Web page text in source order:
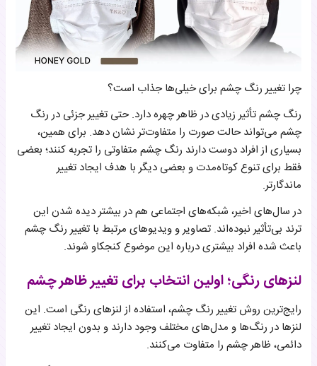
چرا تغییر رنگ چشم برای خیلی‌ها جذاب است؟
رنگ چشم تأثیر زیادی در ظاهر چهره دارد. حتی تغییر جزئی در رنگ
چشم می‌تواند حالت صورت را متفاوت‌تر نشان دهد. برای همین،
بسیاری از افراد دوست دارند رنگ چشم متفاوتی را تجربه کنند؛ بعضی
فقط برای تنوع کوتاه‌مدت و بعضی دیگر با هدف ایجاد تغییر
ماندگارتر.
در سال‌های اخیر، شبکه‌های اجتماعی هم در بیشتر دیده شدن این
ترند بی‌تأثیر نبوده‌اند. تصاویر و ویدیوهای مرتبط با تغییر رنگ چشم
باعث شده افراد بیشتری درباره این موضوع کنجکاو شوند.
لنزهای رنگی؛ اولین انتخاب برای تغییر ظاهر چشم
رایج‌ترین روش تغییر رنگ چشم، استفاده از لنزهای رنگی است. این
لنزها در رنگ‌ها و مدل‌های مختلف وجود دارند و بدون ایجاد تغییر
دائمی، ظاهر چشم را متفاوت می‌کنند.